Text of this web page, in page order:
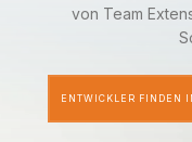
von Team
ENTWICKLER FINDEN